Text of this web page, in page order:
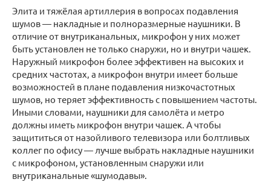
Элита и тяжёлая артиллерия в вопросах подавления
шумов — накладные и полноразмерные наушники. В
отличие от внутриканальных, микрофон у них может
быть установлен не только снаружи, но и внутри чашек.
Наружный микрофон более эффективен на высоких и
средних частотах, а микрофон внутри имеет больше
возможностей в плане подавления низкочастотных
шумов, но теряет эффективность с повышением частоты.
Иными словами, наушники для самолёта и метро
должны иметь микрофон внутри чашек. А чтобы
защититься от назойливого телевизора или болтливых
коллег по офису — лучше выбрать накладные наушники
с микрофоном, установленным снаружи или
внутриканальные «шумодавы».